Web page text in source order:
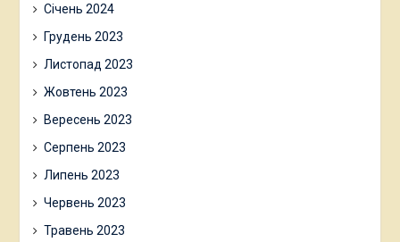
Січень 2024
Грудень 2023
Листопад 2023
Жовтень 2023
Вересень 2023
Серпень 2023
Липень 2023
Червень 2023
Травень 2023